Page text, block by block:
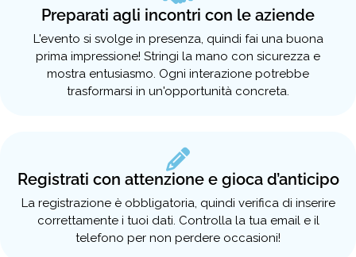
Preparati agli incontri con le aziende
L'evento si svolge in presenza, quindi fai una buona
prima impressione! Stringi la mano con sicurezza e
mostra entusiasmo. Ogni interazione potrebbe
trasformarsi in un'opportunità concreta.
Registrati con attenzione e gioca d’anticipo
La registrazione è obbligatoria, quindi verifica di inserire
correttamente i tuoi dati. Controlla la tua email e il
telefono per non perdere occasioni!